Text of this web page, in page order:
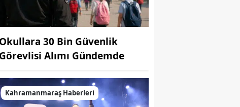
Okullara 30 Bin Güvenlik
Görevlisi Alımı Gündemde
Kahramanmaraş Haberleri